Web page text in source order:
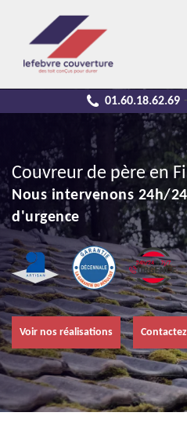
01.60.18.62.69 -
Couvreur de père en
Nous intervenons 24h/
d'urgence
Voir nos réalisations